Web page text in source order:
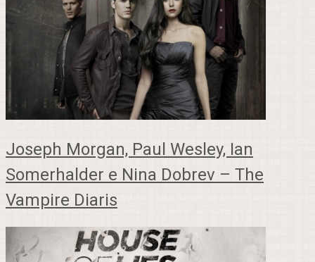
Joseph Morgan, Paul Wesley, Ian
Somerhalder e Nina Dobrev – The
Vampire Diaris